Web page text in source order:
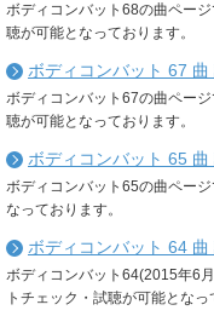
ボディコンバット68の曲ペー
聴が可能となっております。
ボディコンバット 67 曲
ボディコンバット67の曲ペー
聴が可能となっております。
ボディコンバット 65 曲
ボディコンバット65の曲ペー
なっております。
ボディコンバット 64 曲
ボディコンバット64(2015年6
トチェック・試聴が可能となっ